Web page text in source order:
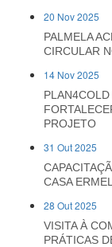
20 Nov 2025
PALMELA
CIRCULAR
14 Nov 2025
PROJETO
31 Out 2025
CASA
28 Out 2025
VISITA À
PRÁTICAS